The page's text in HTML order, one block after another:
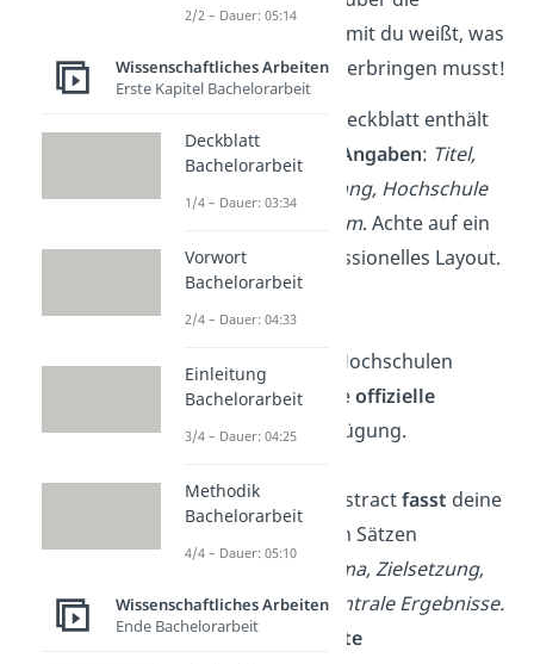
einzelnen Kapitel, damit du weißt, was
du wann und wo unterbringen musst!
Das Deckblatt enthält
diewichtigsten Angaben: Titel,
Name, Studiengang, Hochschule
Abgabedatum. Achte auf ein
schlichtes, professionelles Layout.
➡️1 Seite
Übrigens
Viele Hochschulen
stellen dafür eineoffizielle
Vorlagezur Verfügung.
Abstract: Der Abstractfasst deine
Arbeit in wenigen Sätzen
zusammen
Thema, Zielsetzung,
Methodeundzentrale Ergebnisse.
➡️maximal 1 Seite
2/2 – Dauer: 05:14
Wissenschaftliches Arbeiten
Erste Kapitel Bachelorarbeit
Deckblatt
Bachelorarbeit
1/4 – Dauer: 03:34
Vorwort
Bachelorarbeit
2/4 – Dauer: 04:33
Einleitung
Bachelorarbeit
3/4 – Dauer: 04:25
Methodik
Bachelorarbeit
4/4 – Dauer: 05:10
Wissenschaftliches Arbeiten
Ende Bachelorarbeit